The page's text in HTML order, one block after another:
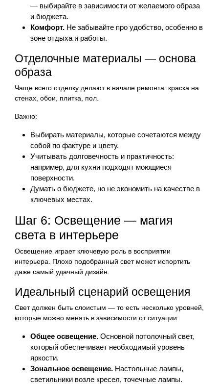
— выбирайте в зависимости от желаемого образа
и бюджета.
Комфорт. Не забывайте про удобство, особенно в
зоне отдыха и работы.
Отделочные материалы — основа
образа
Чаще всего отделку делают в начале ремонта: краска на
стенах, обои, плитка, пол.
Важно:
Выбирать материалы, которые сочетаются между
собой по фактуре и цвету.
Учитывать долговечность и практичность:
например, для кухни подходят моющиеся
поверхности.
Думать о бюджете, но не экономить на качестве в
ключевых местах.
Шаг 6: Освещение — магия
света в интерьере
Освещение играет ключевую роль в восприятии
интерьера. Плохо подобранный свет может испортить
даже самый удачный дизайн.
Идеальный сценарий освещения
Свет должен быть слоистым — то есть несколько уровней,
которые можно менять в зависимости от ситуации:
Общее освещение. Основной потолочный свет,
который обеспечивает необходимый уровень
яркости.
Зональное освещение. Настольные лампы,
светильники возле кресел, точечные лампы.